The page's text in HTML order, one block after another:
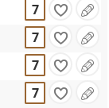
7
7
7
7